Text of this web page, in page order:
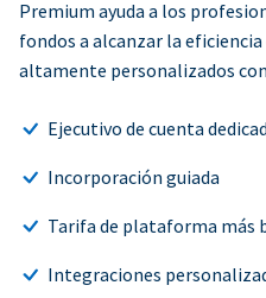
Premium ayuda a los
fondos a alcanzar la
altamente personalizados
Ejecutivo de cuenta
Incorporación guiada
Tarifa de plataforma más
Integraciones